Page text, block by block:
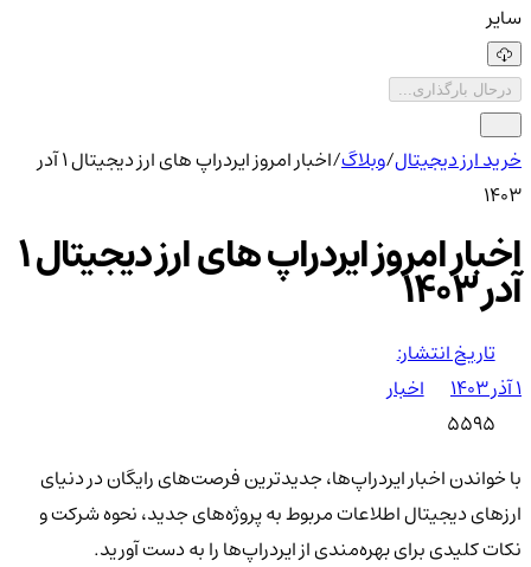
سایر
درحال بارگذاری...
خرید ارز دیجیتال/وبلاگ/
اخبار امروز ایردراپ های ارز دیجیتال 1 آدر
1403
اخبار امروز ایردراپ های ارز دیجیتال 1
آدر 1403
تاریخ انتشار:
اخبار
5595
با خواندن اخبار ایردراپ‌ها، جدیدترین فرصت‌های رایگان در دنیای
ارزهای دیجیتال اطلاعات مربوط به پروژه‌های جدید، نحوه شرکت و
نکات کلیدی برای بهره‌مندی از ایردراپ‌ها را به دست آورید.